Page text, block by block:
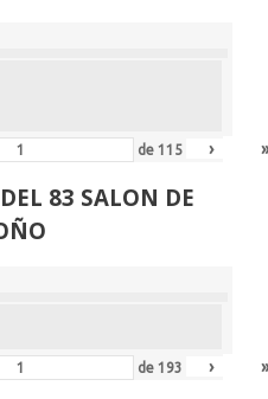
de115 ›
83 SALON DE
de193 ›